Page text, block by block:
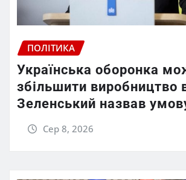
ПОЛІТИКА
Українська оборонка
збільшити виробництво
Зеленський назвав
Сер 8, 2026